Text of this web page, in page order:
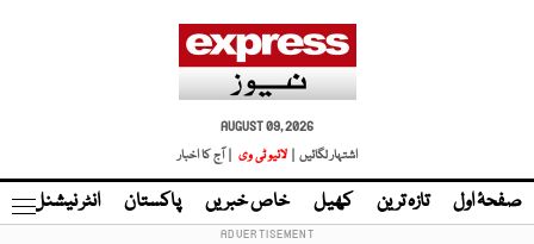
AUGUST 09, 2026
اشتہار لگائیں |
لائیو ٹی وی | آج کا اخبار
صفحۂ اول تازہ ترین کھیل خاص خبریں پاکستان انٹر نیشنل